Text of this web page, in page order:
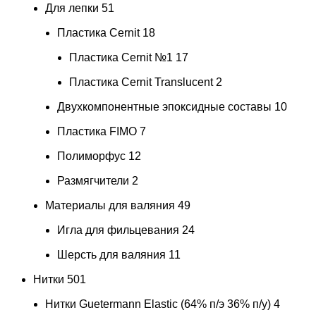
Для лепки 51
Пластика Cernit 18
Пластика Cernit №1 17
Пластика Cernit Translucent 2
Двухкомпонентные эпоксидные составы 10
Пластика FIMO 7
Полиморфус 12
Размягчители 2
Материалы для валяния 49
Игла для фильцевания 24
Шерсть для валяния 11
Нитки 501
Нитки Guetermann Elastic (64% п/э 36% п/у) 4